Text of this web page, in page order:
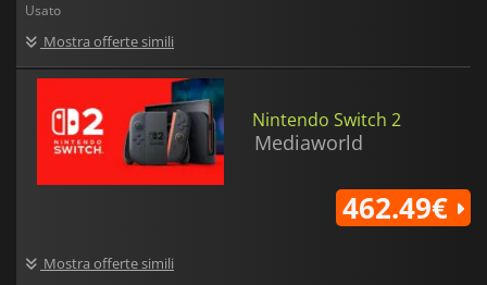
Usato
Mostra offerte simili
Nintendo Switch 2
Mediaworld
Mostra offerte simili
462.49€